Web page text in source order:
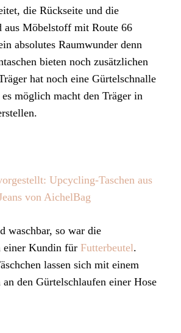
die Rückseite und die
aus Möbelstoff mit Route 66
absolutes Raumwunder denn
bieten noch zusätzlichen
hat noch eine Gürtelschnalle
möglich macht den Träger in
waschbar, so war die
einer Kundin fürFutterbeutel.
lassen sich mit einem
den Gürtelschlaufen einer Hose